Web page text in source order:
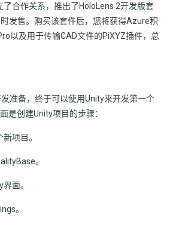
合作关系，推出了HoloLens 2开发版套
发售。购买该套件后，您将获得Azure积
以及用于传输CAD文件的PiXYZ插件，总
准备，终于可以使用Unity来开发第一个
是创建Unity项目的步骤：
项目。
。
面。
。